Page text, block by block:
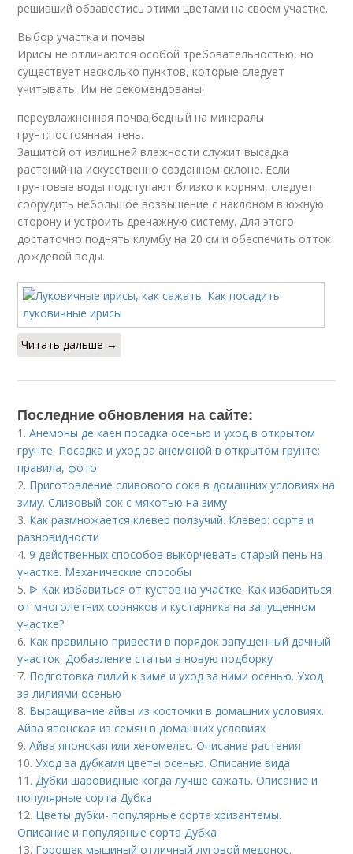
решивший обзавестись этими цветами на своем участке.
Выбор участка и почвы
Ирисы не отличаются особой требовательностью, но
существует несколько пунктов, которые следует
учитывать. Им не рекомендованы:
переувлажненная почва;бедный на минералы
грунт;постоянная тень.
Защитой от излишней влажности служит высадка
растений на искусственно созданном склоне. Если
грунтовые воды подступают близко к корням, следует
соорудить небольшое возвышение с наклоном в южную
сторону и устроить дренажную систему. Для этого
достаточно поднять клумбу на 20 см и обеспечить отток
дождевой воды.
Читать дальше →
Последние обновления на сайте:
1.Анемоны де каен посадка осенью и уход в открытом
грунте. Посадка и уход за анемоной в открытом грунте:
правила, фото
2. Приготовление сливового сока в домашних условиях на
зиму. Сливовый сок с мякотью на зиму
3. Как размножается клевер ползучий. Клевер: сорта и
разновидности
4.9 действенных способов выкорчевать старый пень на
участке. Механические способы
5. ᐉ Как избавиться от кустов на участке. Как избавиться
от многолетних сорняков и кустарника на запущенном
участке?
6. Как правильно привести в порядок запущенный дачный
участок. Добавление статьи в новую подборку
7. Подготовка лилий к зиме и уход за ними осенью. Уход
за лилиями осенью
8. Выращивание айвы из косточки в домашних условиях.
Айва японская из семян в домашних условиях
9.Айва японская или хеномелес. Описание растения
10.Уход за дубками цветы осенью. Описание вида
11.Дубки шаровидные когда лучше сажать. Описание и
популярные сорта Дубка
12. Цветы дубки- популярные сорта хризантемы.
Описание и популярные сорта Дубка
13. Горошек мышиный отличный луговой медонос.